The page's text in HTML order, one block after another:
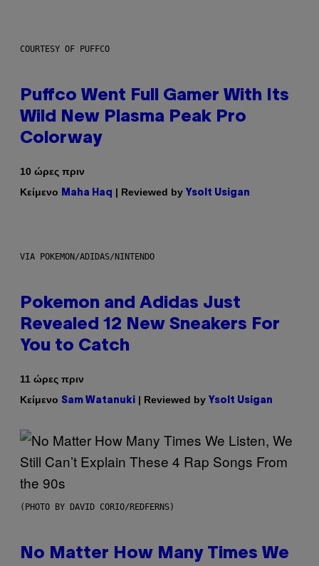
COURTESY OF PUFFCO
Puffco Went Full Gamer With Its
Wild New Plasma Peak Pro
Colorway
10 ώρες πριν
Κείμενο
Maha Haq | Reviewed by Ysolt Usigan
VIA POKEMON/ADIDAS/NINTENDO
Pokemon and Adidas Just
Revealed 12 New Sneakers For
You to Catch
11 ώρες πριν
Κείμενο Sam Watanuki | Reviewed by Ysolt Usigan
(PHOTO BY DAVID CORIO/REDFERNS)
No Matter How Many Times We